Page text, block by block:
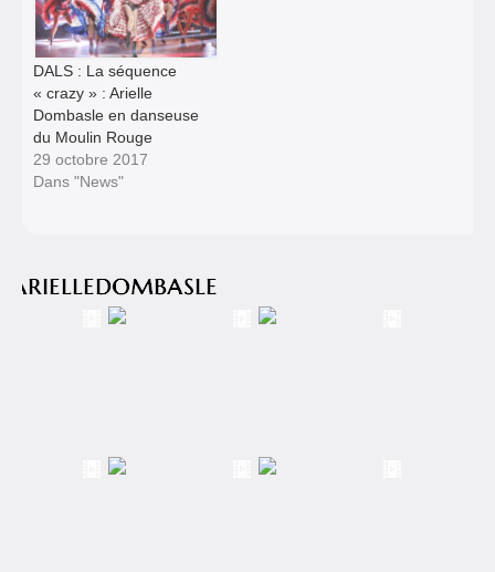
DALS : La séquence
« crazy » : Arielle
Dombasle en danseuse
du Moulin Rouge
29 octobre 2017
Dans "News"